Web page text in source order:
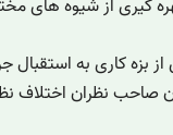
گیری از شیوه های
از بزه کاری به
صاحب نظران اختلاف